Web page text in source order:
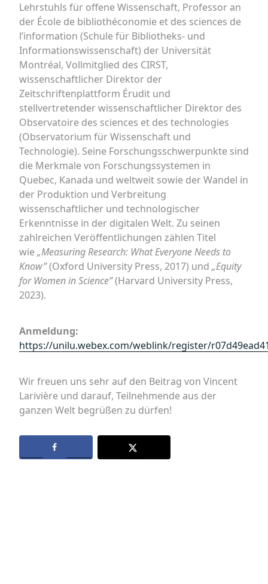
Lehrstuhls für offene Wissenschaft, Professor an
der École de bibliothéconomie et des sciences de
l’information (Schule für Bibliotheks- und
Informationswissenschaft) der Universität
Montréal, Vollmitglied des CIRST,
wissenschaftlicher Direktor der
Zeitschriftenplattform Érudit und
stellvertretender wissenschaftlicher Direktor des
Observatoire des sciences et des technologies
(Observatorium für Wissenschaft und
Technologie). Seine Forschungsschwerpunkte sind
die Merkmale von Forschungssystemen in
Quebec, Kanada und weltweit sowie der Wandel in
der Produktion und Verbreitung
wissenschaftlicher und technologischer
Erkenntnisse in der digitalen Welt. Zu seinen
zahlreichen Veröffentlichungen zählen Titel
wie„Measuring Research: What Everyone Needs to
Know”(Oxford University Press, 2017) und „Equity
for Women in Science”(Harvard University Press,
2023).
Anmeldung:
https://unilu.webex.com/weblink/register/
Wir freuen uns sehr auf den Beitrag von Vincent
Larivière und darauf, Teilnehmende aus der
ganzen Welt begrüßen zu dürfen!